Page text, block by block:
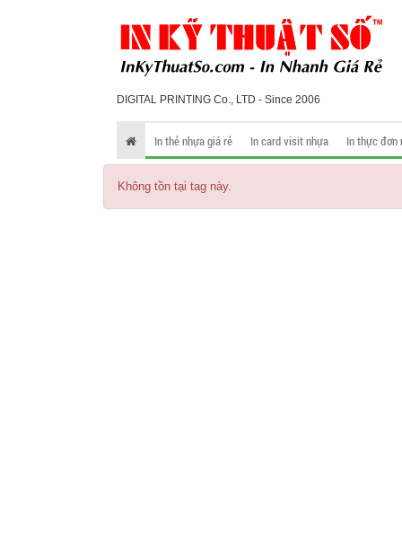
DIGITAL PRINTING Co., LTD - Since 2006
In thẻ nhựa giá rẻ In card visit nhựa In thực đơn
Không tồn tại tag này.